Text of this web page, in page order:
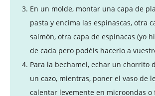
En un molde, montar una capa de
pasta y encima las espinascas, otra
salmón, otra capa de espinacas (yo
de cada pero podéis hacerlo a
Para la bechamel, echar un chorrito
un cazo, mientras, poner el vaso de
calentar levemente en microondas o